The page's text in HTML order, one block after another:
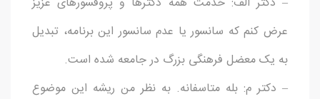
عرض کنم که سانسور یا عدم سانسور این برنامه، تبدیل
به یک معضل فرهنگی بزرگ در جامعه شده است.
– دکتر م: بله متاسفانه. به نظر من ریشه این موضوع